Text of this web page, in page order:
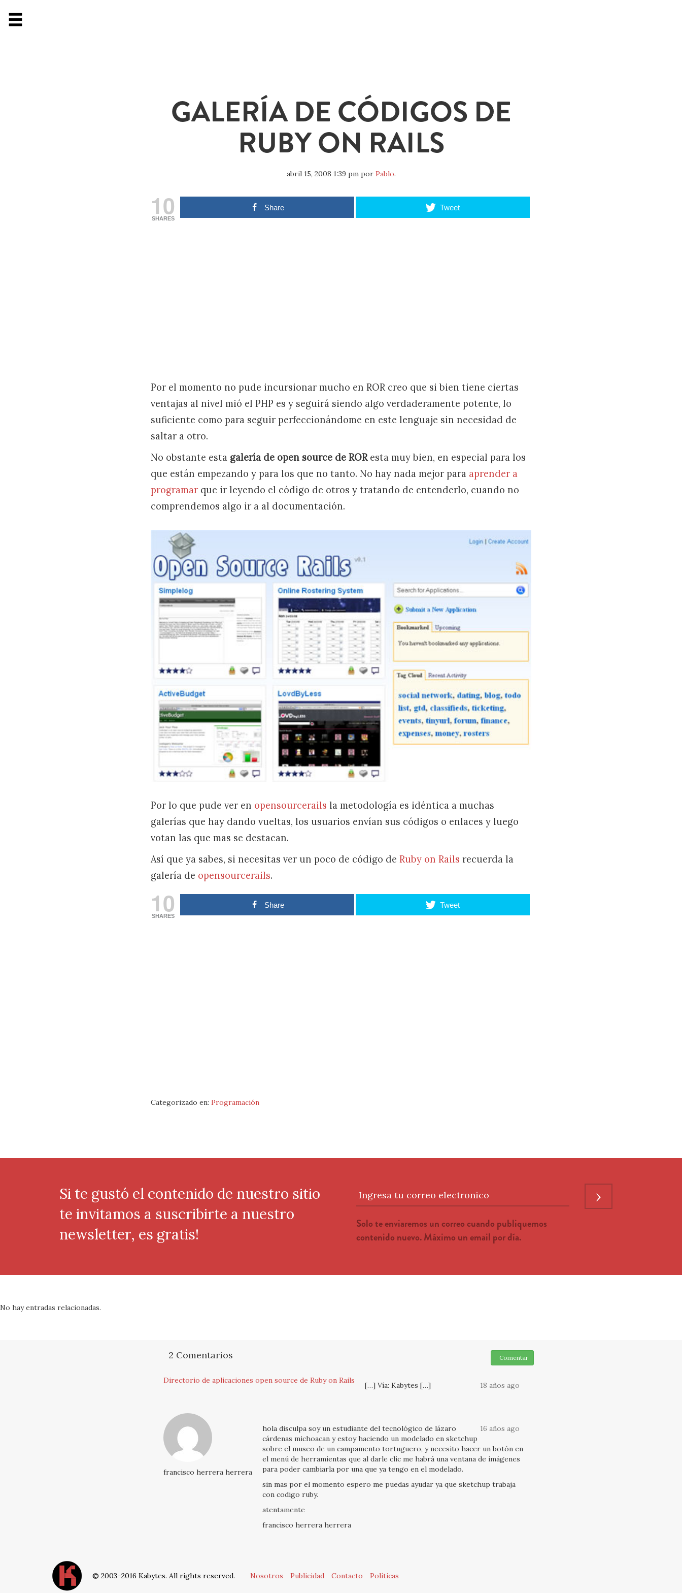
GALERÍA DE CÓDIGOS DE
RUBY ON RAILS
abril 15, 2008 1:39 pmpor Pablo.
10
SHARES
Share Tweet
Por el momento no pude incursionar mucho en ROR creo que si bien tiene ciertas
ventajas al nivel mió el PHP es y seguirá siendo algo verdaderamente potente, lo
suficiente como para seguir perfeccionándome en este lenguaje sin necesidad de
saltar a otro.
No obstante esta galería de open source de ROResta muy bien, en especial para los
que están empezando y para los que no tanto. No hay nada mejor para aprender a
programar que ir leyendo el código de otros y tratando de entenderlo, cuando no
comprendemos algo ir a al documentación.
Por lo que pude ver en opensourcerails la metodología es idéntica a muchas
galerías que hay dando vueltas, los usuarios envían sus códigos o enlaces y luego
votan las que mas se destacan.
Así que ya sabes, si necesitas ver un poco de código de Ruby on Rails recuerda la
galería de opensourcerails.
10
SHARES
Share Tweet
Categorizado en: Programación
Si te gustó el contenido de nuestro sitio
te invitamos a suscribirte a nuestro
newsletter, es gratis!
Ingresa tu correo electronico
Solo te enviaremos un correo cuando publiquemos
contenido nuevo. Máximo un email por día.
›
No hay entradas relacionadas.
2 Comentarios Comentar
Directorio de aplicaciones open source de Ruby on Rails
18 años ago
[…] Vía: Kabytes […]
francisco herrera herrera
16 años ago
hola disculpa soy un estudiante del tecnológico de lázaro
cárdenas michoacan y estoy haciendo un modelado en sketchup
sobre el museo de un campamento tortuguero, y necesito hacer un botón en
el menú de herramientas que al darle clic me habrá una ventana de imágenes
para poder cambiarla por una que ya tengo en el modelado.
sin mas por el momento espero me puedas ayudar ya que sketchup trabaja
con codigo ruby.
atentamente
francisco herrera herrera
© 2003–2016 Kabytes. All rights reserved. Nosotros Publicidad Contacto Políticas